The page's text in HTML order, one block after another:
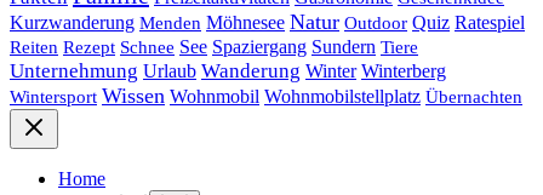
Kurzwanderung Menden Möhnesee Natur Outdoor Quiz Ratespiel
Reiten Rezept Schnee See Spaziergang Sundern Tiere
Unternehmung Urlaub Wanderung Winter Winterberg
Wintersport Wissen Wohnmobil Wohnmobilstellplatz Übernachten
Home